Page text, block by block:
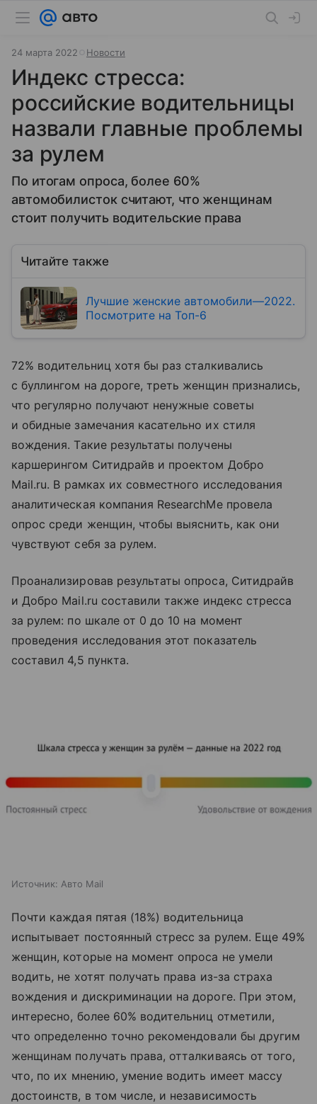
24 марта 2022 Новости
Индекс стресса:
российские водительницы
назвали главные проблемы
за рулем
По итогам опроса, более 60%
автомобилисток считают, что женщинам
стоит получить водительские права
Читайте также
Лучшие женские автомобили—2022.
Посмотрите на Топ-6
72% водительниц хотя бы раз сталкивались
с буллингом на дороге, треть женщин признались,
что регулярно получают ненужные советы
и обидные замечания касательно их стиля
вождения. Такие результаты получены
каршерингом Ситидрайв и проектом Добро
Mail.ru. В рамках их совместного исследования
аналитическая компания ResearchMe провела
опрос среди женщин, чтобы выяснить, как они
чувствуют себя за рулем.
Проанализировав результаты опроса, Ситидрайв
и Добро Mail.ru составили также индекс стресса
за рулем: по шкале от 0 до 10 на момент
проведения исследования этот показатель
составил 4,5 пункта.
Источник: Авто Mail
Почти каждая пятая (18%) водительница
испытывает постоянный стресс за рулем. Еще 49%
женщин, которые на момент опроса не умели
водить, не хотят получать права из-за страха
вождения и дискриминации на дороге. При этом,
интересно, более 60% водительниц отметили,
что определенно точно рекомендовали бы другим
женщинам получать права, отталкиваясь от того,
что, по их мнению, умение водить имеет массу
достоинств, в том числе, и независимость